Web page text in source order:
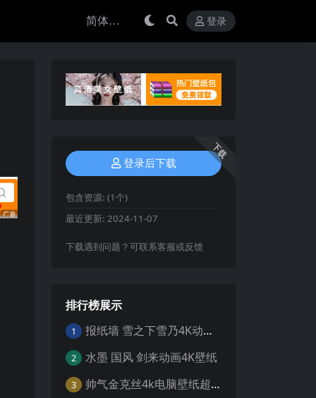
登录
下载
登录后下载
包含资源: (1个)
最近更新: 2024-11-07
下载遇到问题？可联系客服或反馈
排行榜展示
1 报纸墙 雪之下雪乃4K动漫壁纸
2 水墨 国风 剑来动画4K壁纸
3 帅气金克丝4k电脑壁纸超清